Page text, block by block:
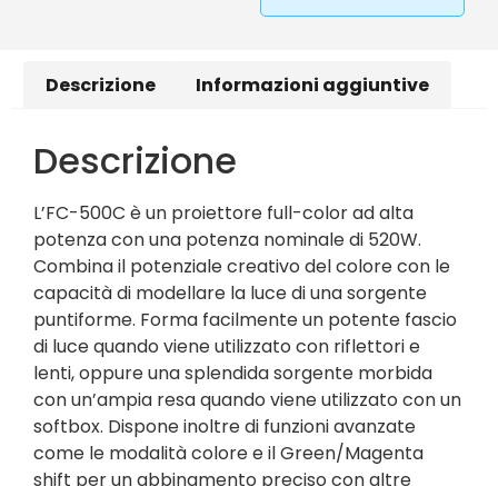
Descrizione Informazioni aggiuntive
Descrizione
L’FC-500C è un proiettore full-color ad alta
potenza con una potenza nominale di 520W.
Combina il potenziale creativo del colore con le
capacità di modellare la luce di una sorgente
puntiforme. Forma facilmente un potente fascio
di luce quando viene utilizzato con riflettori e
lenti, oppure una splendida sorgente morbida
con un’ampia resa quando viene utilizzato con un
softbox. Dispone inoltre di funzioni avanzate
come le modalità colore e il Green/Magenta
shift per un abbinamento preciso con altre